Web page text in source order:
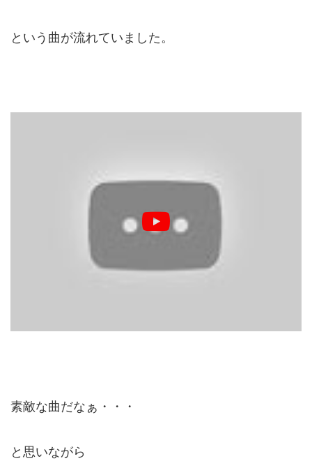
という曲が流れていました。
素敵な曲だなぁ・・・
と思いながら